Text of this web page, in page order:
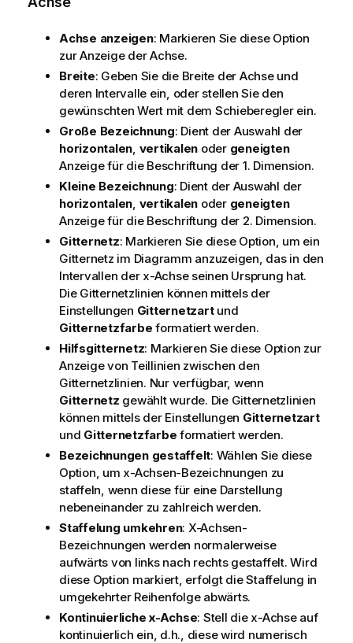
Achse anzeigen: Markieren Sie diese Option
zur Anzeige der Achse.
Breite: Geben Sie die Breite der Achse und
deren Intervalle ein, oder stellen Sie den
gewünschten Wert mit dem Schieberegler ein.
Große Bezeichnung: Dient der Auswahl der
horizontalen vertikalen oder geneigten
Anzeige für die Beschriftung der 1. Dimension.
Kleine Bezeichnung: Dient der Auswahl der
horizontalen vertikalen oder geneigten
Anzeige für die Beschriftung der 2. Dimension.
Gitternetz: Markieren Sie diese Option, um ein
Gitternetz im Diagramm anzuzeigen, das in den
Intervallen der x-Achse seinen Ursprung hat.
Die Gitternetzlinien können mittels der
Einstellungen Gitternetzartund
Gitternetzfarbe formatiert werden.
Hilfsgitternetz: Markieren Sie diese Option zur
Anzeige von Teillinien zwischen den
Gitternetzlinien. Nur verfügbar, wenn
Gitternetz gewählt wurde. Die Gitternetzlinien
können mittels der Einstellungen Gitternetzart
und Gitternetzfarbe formatiert werden.
Bezeichnungen gestaffelt: Wählen Sie diese
Option, um x-Achsen-Bezeichnungen zu
staffeln, wenn diese für eine Darstellung
nebeneinander zu zahlreich werden.
Staffelung umkehren: X-Achsen-
Bezeichnungen werden normalerweise
aufwärts von links nach rechts gestaffelt. Wird
diese Option markiert, erfolgt die Staffelung in
umgekehrter Reihenfolge abwärts.
Kontinuierliche x-Achse: Stell die x-Achse auf
kontinuierlich ein, d.h., diese wird numerisch